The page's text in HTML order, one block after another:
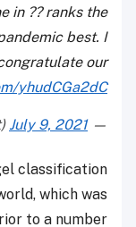
in ?? ranks the
best. I
our
yhudCGa2dC
— Carl Bildt (@carlbildt)
July 9, 2021
classification
which was
to a number